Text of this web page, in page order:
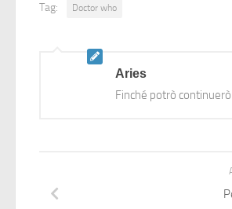
Tag: Doctor who
Aries
Finché potrò